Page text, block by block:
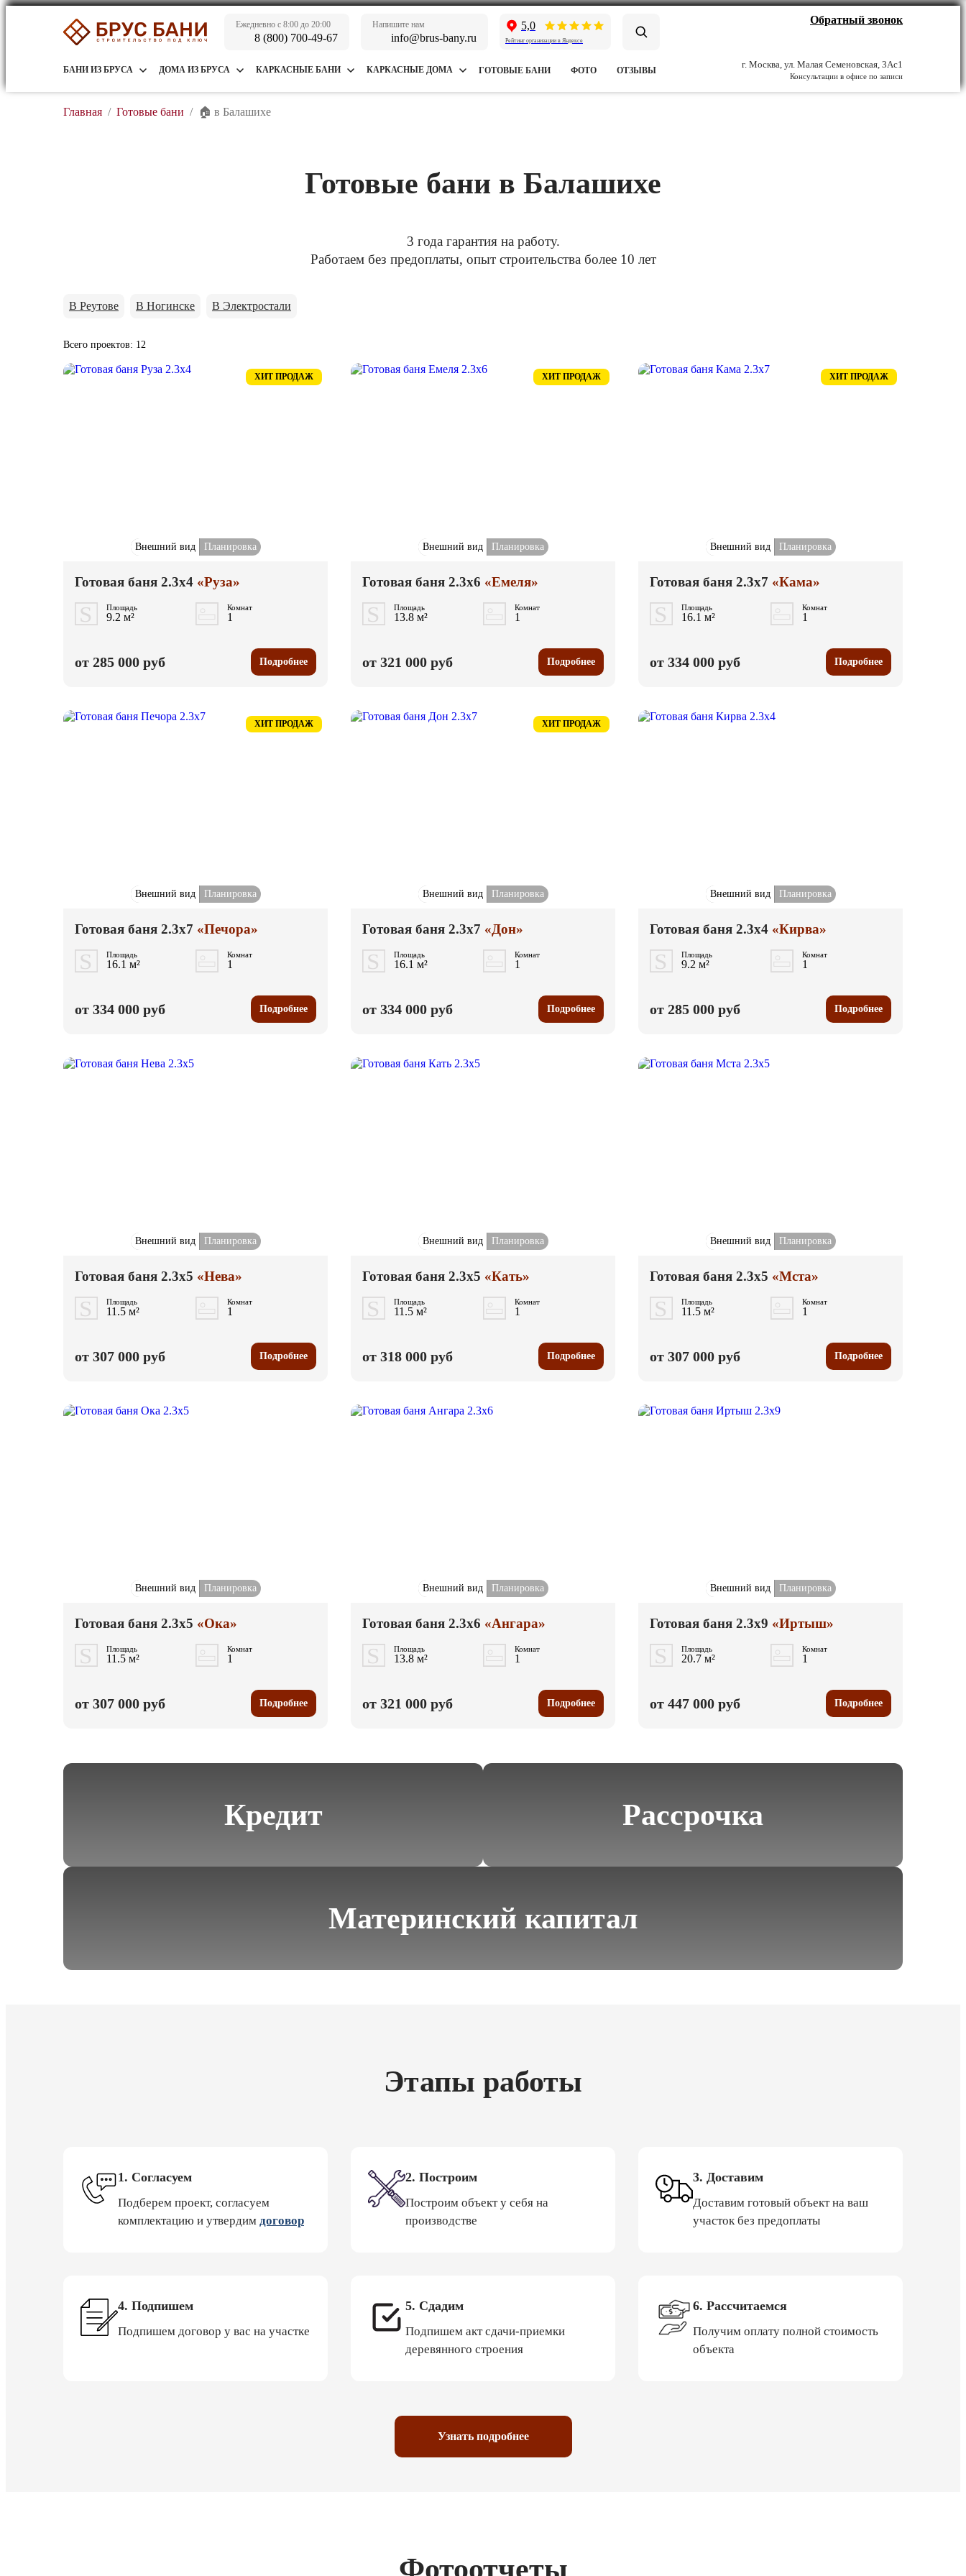
Ежедневно с 8:00 до 20:00
8 (800) 700-49-67
Напишите нам
info@brus-bany.ru
5,0
Рейтинг организации в Яндексе
Обратный звонок
БАНИ ИЗ БРУСА ДОМА ИЗ БРУСА КАРКАСНЫЕ БАНИ КАРКАСНЫЕ ДОМА ГОТОВЫЕ БАНИ ФОТО ОТЗЫВЫ
г. Москва, ул. Малая Семеновская, 3Ас1
Консультации в офисе по записи
Главная / Готовые бани / 🏠 в Балашихе
Готовые бани в Балашихе
3 года гарантия на работу.
Работаем без предоплаты, опыт строительства более 10 лет
В Реутове В Ногинске В Электростали
Всего проектов: 12
ХИТ ПРОДАЖ
Внешний вид Планировка
Готовая баня 2.3x4 «Руза»
Площадь
9.2 м²
Комнат
1
от 285 000 руб Подробнее
ХИТ ПРОДАЖ
Внешний вид Планировка
Готовая баня 2.3x6 «Емеля»
Площадь
13.8 м²
Комнат
1
от 321 000 руб Подробнее
ХИТ ПРОДАЖ
Внешний вид Планировка
Готовая баня 2.3x7 «Кама»
Площадь
16.1 м²
Комнат
1
от 334 000 руб Подробнее
ХИТ ПРОДАЖ
Внешний вид Планировка
Готовая баня 2.3x7 «Печора»
Площадь
16.1 м²
Комнат
1
от 334 000 руб Подробнее
ХИТ ПРОДАЖ
Внешний вид Планировка
Готовая баня 2.3x7 «Дон»
Площадь
16.1 м²
Комнат
1
от 334 000 руб Подробнее
Внешний вид Планировка
Готовая баня 2.3x4 «Кирва»
Площадь
9.2 м²
Комнат
1
от 285 000 руб Подробнее
Внешний вид Планировка
Готовая баня 2.3x5 «Нева»
Площадь
11.5 м²
Комнат
1
от 307 000 руб Подробнее
Внешний вид Планировка
Готовая баня 2.3x5 «Кать»
Площадь
11.5 м²
Комнат
1
от 318 000 руб Подробнее
Внешний вид Планировка
Готовая баня 2.3x5 «Мста»
Площадь
11.5 м²
Комнат
1
от 307 000 руб Подробнее
Внешний вид Планировка
Готовая баня 2.3x5 «Ока»
Площадь
11.5 м²
Комнат
1
от 307 000 руб Подробнее
Внешний вид Планировка
Готовая баня 2.3x6 «Ангара»
Площадь
13.8 м²
Комнат
1
от 321 000 руб Подробнее
Внешний вид Планировка
Готовая баня 2.3x9 «Иртыш»
Площадь
20.7 м²
Комнат
1
от 447 000 руб Подробнее
Кредит Рассрочка
Материнский капитал
Этапы работы
1. Согласуем
Подберем проект, согласуем
комплектацию и утвердим договор
2. Построим
Построим объект у себя на
производстве
3. Доставим
Доставим готовый объект на ваш
участок без предоплаты
4. Подпишем
Подпишем договор у вас на участке
5. Сдадим
Подпишем акт сдачи-приемки
деревянного строения
6. Рассчитаемся
Получим оплату полной стоимость
объекта
Узнать подробнее
Фотоотчеты